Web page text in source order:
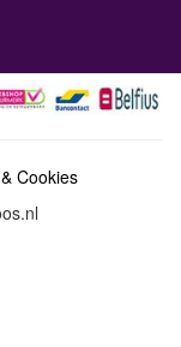
Cookies